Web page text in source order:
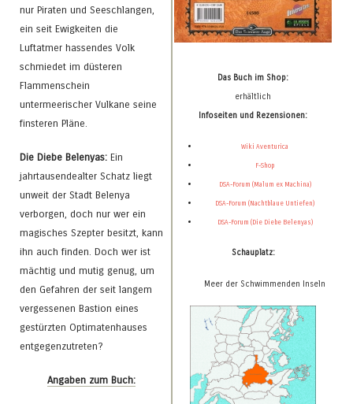
Das Buch im Shop:
erhältlich
Infoseiten und Rezensionen:
Wiki Aventurica
F-Shop
DSA-Forum (Malum ex Machina)
DSA-Forum (Nachtblaue Untiefen)
DSA-Forum (Die Diebe Belenyas)
Schauplatz:
Meer der Schwimmenden Inseln
nur Piraten und Seeschlangen,
ein seit Ewigkeiten die
Luftatmer hassendes Volk
schmiedet im düsteren
Flammenschein
untermeerischer Vulkane seine
finsteren Pläne.
Die Diebe Belenyas: Ein
jahrtausendealter Schatz liegt
unweit der Stadt Belenya
verborgen, doch nur wer ein
magisches Szepter besitzt, kann
ihn auch finden. Doch wer ist
mächtig und mutig genug, um
den Gefahren der seit langem
vergessenen Bastion eines
gestürzten Optimatenhauses
entgegenzutreten?
Angaben zum Buch: